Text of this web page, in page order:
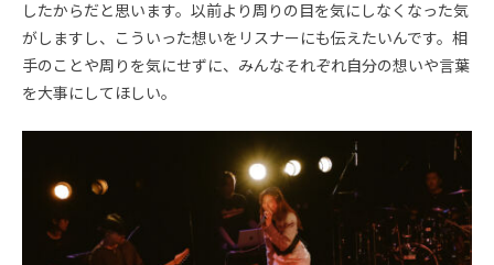
したからだと思います。以前より周りの目を気にしなくなった気
がしますし、こういった想いをリスナーにも伝えたいんです。相
手のことや周りを気にせずに、みんなそれぞれ自分の想いや言葉
を大事にしてほしい。